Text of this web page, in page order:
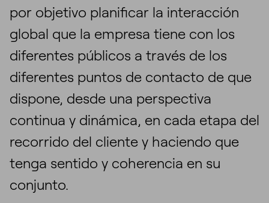
por objetivo planificar la interacción
global que la empresa tiene con los
diferentes públicos a través de los
diferentes puntos de contacto de que
dispone, desde una perspectiva
continua y dinámica, en cada etapa del
recorrido del cliente y haciendo que
tenga sentido y coherencia en su
conjunto.